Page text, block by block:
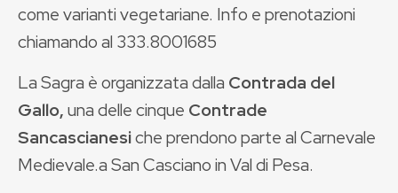
come varianti vegetariane. Info e prenotazioni
chiamando al 333.8001685
La Sagra è organizzata dalla Contrada del
Gallo,una delle cinque Contrade
Sancascianesiche prendono parte al Carnevale
Medievale.a San Casciano in Val di Pesa.